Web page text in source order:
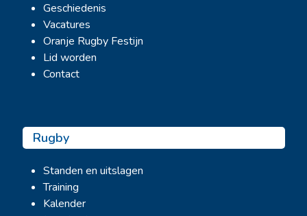
Geschiedenis
Vacatures
Oranje Rugby Festijn
Lid worden
Contact
Rugby
Standen en uitslagen
Training
Kalender